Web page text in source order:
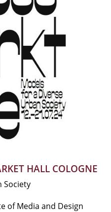
HALL COLOGNE
Society
of Media and Design